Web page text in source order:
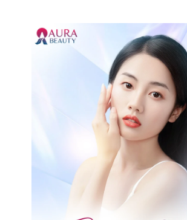
Ưu điểm của dịch vụ